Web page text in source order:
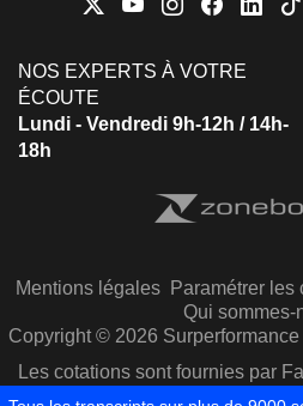
NOS EXPERTS À VOTRE
ÉCOUTE
Lundi - Vendredi 9h-12h / 14h-
18h
Mentions légales Paramétrer les
Qui sommes-
Copyright © 2026
Les cotations sont fournies par
Capital IQ